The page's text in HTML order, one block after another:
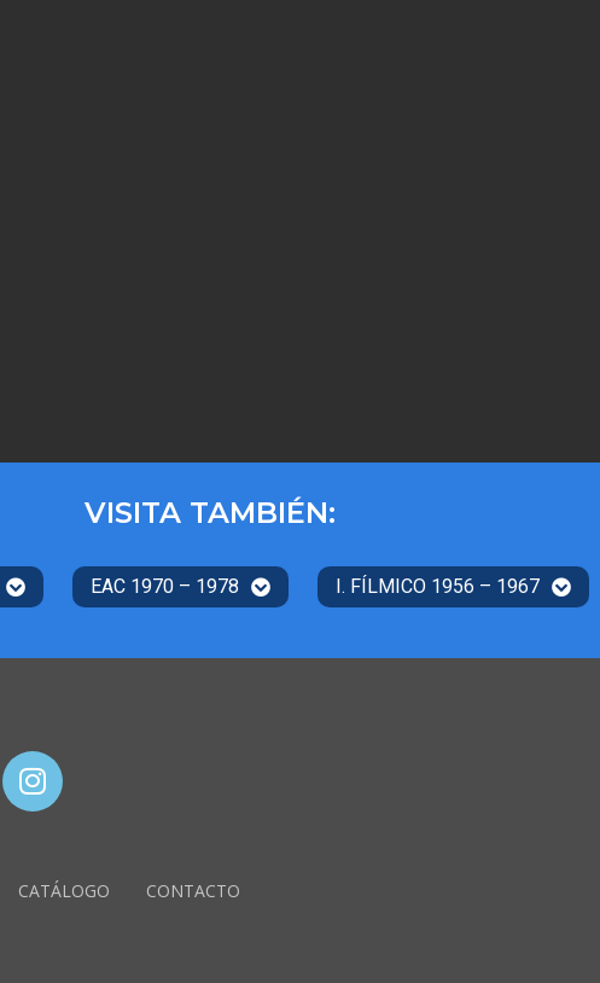
VISITA TAMBIÉN:
EAC 1970 – 1978 I. FÍLMICO 1956 – 1967
CATÁLOGO CONTACTO